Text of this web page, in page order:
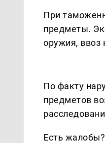
При
предметы.
оружия, ввоз
По факту
предметов
Есть